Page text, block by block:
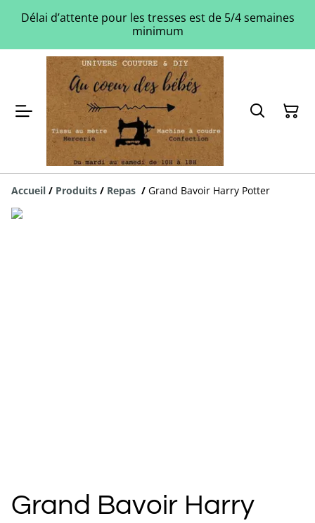
Délai d’attente pour les tresses est de 5/4 semaines
minimum
Accueil / Produits / Repas / Grand Bavoir Harry Potter
Grand Bavoir Harry